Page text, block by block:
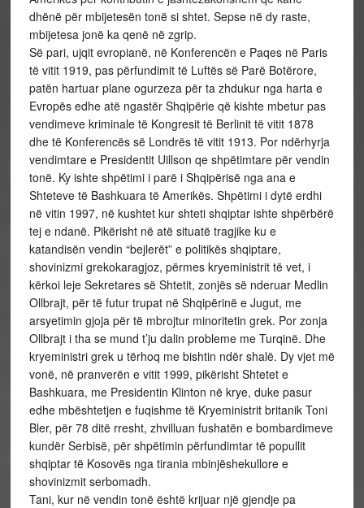
dhënë për mbijetesën tonë si shtet. Sepse në dy raste,
mbijetesa jonë ka qenë në zgrip.
Së pari, ujqit evropianë, në Konferencën e Paqes në Paris
të vitit 1919, pas përfundimit të Luftës së Parë Botërore,
patën hartuar plane ogurzeza për ta zhdukur nga harta e
Evropës edhe atë ngastër Shqipërie që kishte mbetur pas
vendimeve kriminale të Kongresit të Berlinit të vitit 1878
dhe të Konferencës së Londrës të vitit 1913. Por ndërhyrja
vendimtare e Presidentit Uillson qe shpëtimtare për vendin
tonë. Ky ishte shpëtimi i parë i Shqipërisë nga ana e
Shteteve të Bashkuara të Amerikës. Shpëtimi i dytë erdhi
në vitin 1997, në kushtet kur shteti shqiptar ishte shpërbërë
tej e ndanë. Pikërisht në atë situatë tragjike ku e
katandisën vendin “bejlerët” e politikës shqiptare,
shovinizmi grekokaragjoz, përmes kryeministrit të vet, i
kërkoi leje Sekretares së Shtetit, zonjës së nderuar Medlin
Ollbrajt, për të futur trupat në Shqipërinë e Jugut, me
arsyetimin gjoja për të mbrojtur minoritetin grek. Por zonja
Ollbrajt i tha se mund t’ju dalin probleme me Turqinë. Dhe
kryeministri grek u tërhoq me bishtin ndër shalë. Dy vjet më
vonë, në pranverën e vitit 1999, pikërisht Shtetet e
Bashkuara, me Presidentin Klinton në krye, duke pasur
edhe mbështetjen e fuqishme të Kryeministrit britanik Toni
Bler, për 78 ditë rresht, zhvilluan fushatën e bombardimeve
kundër Serbisë, për shpëtimin përfundimtar të popullit
shqiptar të Kosovës nga tirania mbinjëshekullore e
shovinizmit serbomadh.
Tani, kur në vendin tonë është krijuar një gjendje pa